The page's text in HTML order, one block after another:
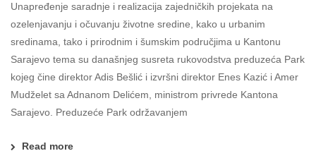
Unapređenje saradnje i realizacija zajedničkih projekata na
ozelenjavanju i očuvanju životne sredine, kako u urbanim
sredinama, tako i prirodnim i šumskim područjima u Kantonu
Sarajevo tema su današnjeg susreta rukovodstva preduzeća Park
kojeg čine direktor Adis Bešlić i izvršni direktor Enes Kazić i Amer
Mudželet sa Adnanom Delićem, ministrom privrede Kantona
Sarajevo. Preduzeće Park održavanjem
Read more